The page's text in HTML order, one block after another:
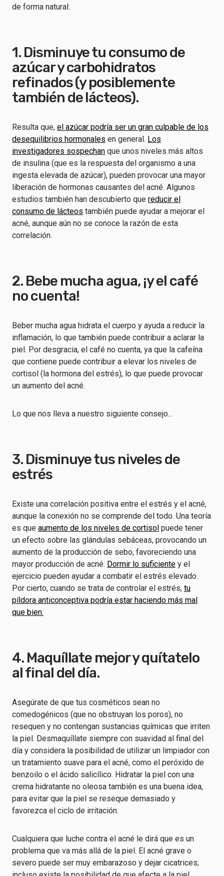
de forma natural:
1. Disminuye tu consumo de
azúcar y carbohidratos
refinados (y posiblemente
también de lácteos).
Resulta que, el azúcar podría ser un gran culpable de los
desequilibrios hormonales en general. Los
investigadores sospechan que unos niveles más altos
de insulina (que es la respuesta del organismo a una
ingesta elevada de azúcar), pueden provocar una mayor
liberación de hormonas causantes del acné. Algunos
estudios también han descubierto que reducir el
consumo de lácteos también puede ayudar a mejorar el
acné, aunque aún no se conoce la razón de esta
correlación.
2. Bebe mucha agua, ¡y el café
no cuenta!
Beber mucha agua hidrata el cuerpo y ayuda a reducir la
inflamación, lo que también puede contribuir a aclarar la
piel. Por desgracia, el café no cuenta, ya que la cafeína
que contiene puede contribuir a elevar los niveles de
cortisol (la hormona del estrés), lo que puede provocar
un aumento del acné.
Lo que nos lleva a nuestro siguiente consejo...
3. Disminuye tus niveles de
estrés
Existe una correlación positiva entre el estrés y el acné,
aunque la conexión no se comprende del todo. Una teoría
es que aumento de los niveles de cortisol puede tener
un efecto sobre las glándulas sebáceas, provocando un
aumento de la producción de sebo, favoreciendo una
mayor producción de acné. Dormir lo suficiente y el
ejercicio pueden ayudar a combatir el estrés elevado.
Por cierto, cuando se trata de controlar el estrés, tu
píldora anticonceptiva podría estar haciendo más mal
que bien.
4. Maquíllate mejor y quítatelo
al final del día.
Asegúrate de que tus cosméticos sean no
comedogénicos (que no obstruyan los poros), no
resequen y no contengan sustancias químicas que irriten
la piel. Desmaquíllate siempre con suavidad al final del
día y considera la posibilidad de utilizar un limpiador con
un tratamiento suave para el acné, como el peróxido de
benzoilo o el ácido salicílico. Hidratar la piel con una
crema hidratante no oleosa también es una buena idea,
para evitar que la piel se reseque demasiado y
favorezca el ciclo de irritación.
Cualquiera que luche contra el acné le dirá que es un
problema que va más allá de la piel. El acné grave o
severo puede ser muy embarazoso y dejar cicatrices;